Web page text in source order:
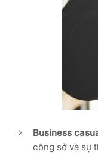
Business
công sở và sự